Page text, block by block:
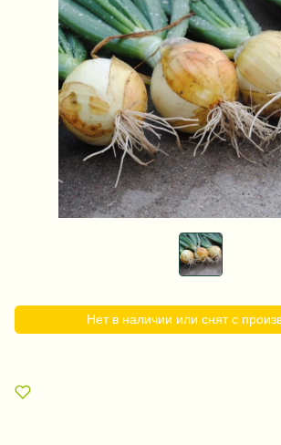
Нет в наличии или снят с